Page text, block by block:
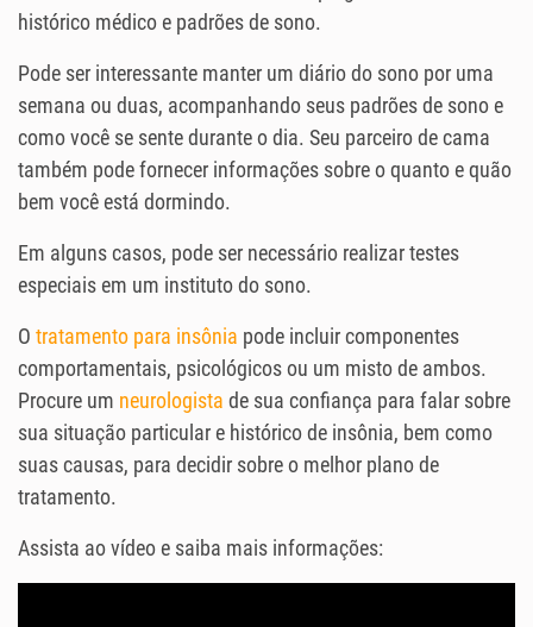
histórico médico e padrões de sono.
Pode ser interessante manter um diário do sono por uma
semana ou duas, acompanhando seus padrões de sono e
como você se sente durante o dia. Seu parceiro de cama
também pode fornecer informações sobre o quanto e quão
bem você está dormindo.
Em alguns casos, pode ser necessário realizar testes
especiais em um instituto do sono.
O tratamento para insônia pode incluir componentes
comportamentais, psicológicos ou um misto de ambos.
Procure um neurologista de sua confiança para falar sobre
sua situação particular e histórico de insônia, bem como
suas causas, para decidir sobre o melhor plano de
tratamento.
Assista ao vídeo e saiba mais informações: